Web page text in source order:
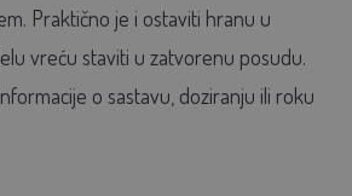
Praktično je i ostaviti hranu u
vreću staviti u zatvorenu posudu.
o sastavu, doziranju ili roku